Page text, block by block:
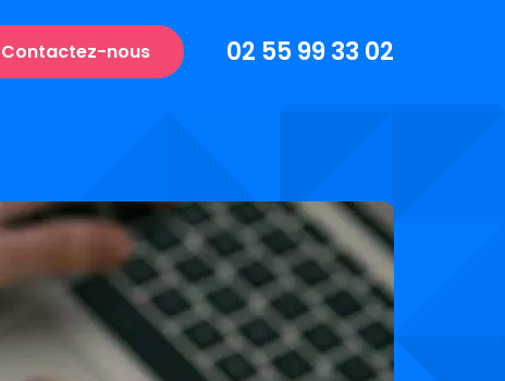
Contactez-nous 02 55 99 33 02